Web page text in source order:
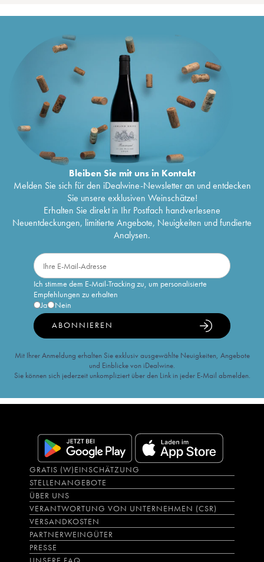
Bleiben Sie mit uns in Kontakt
Melden Sie sich für den iDealwine-Newsletter an und entdecken
Sie unsere exklusiven Weinschätze!
Erhalten Sie direkt in Ihr Postfach handverlesene
Neuentdeckungen, limitierte Angebote, Neuigkeiten und fundierte
Analysen.
Ich stimme dem E-Mail-Tracking zu, um personalisierte
Empfehlungen zu erhalten
Ja
Nein
ABONNIEREN
Mit Ihrer Anmeldung erhalten Sie exklusiv ausgewählte Neuigkeiten, Angebote
und Einblicke von iDealwine.
Sie können sich jederzeit unkompliziert über den Link in jeder E-Mail abmelden.
GRATIS (W)EINSCHÄTZUNG
STELLENANGEBOTE
ÜBER UNS
VERANTWORTUNG VON UNTERNEHMEN (CSR)
VERSANDKOSTEN
PARTNERWEINGÜTER
PRESSE